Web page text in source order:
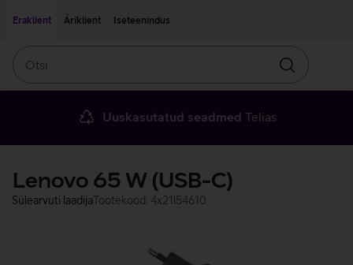
Eraklient
Äriklient Iseteenindus
Otsin
Uuskasutatud seadmed Telias
Lenovo 65 W (USB-C)
Sülearvuti laadijaTootekood: 4x21l54610